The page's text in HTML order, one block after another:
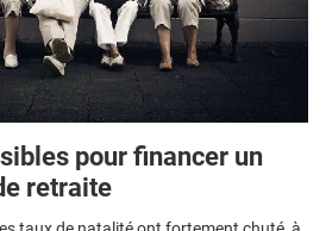
pour financer un
retraite